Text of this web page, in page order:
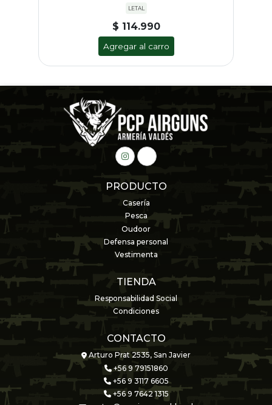
LETAL
$ 114.990
Agregar al carro
PRODUCTO
Casería
Pesca
Oudoor
Defensa personal
Vestimenta
TIENDA
Responsabilidad Social
Condiciones
CONTACTO
Arturo Prat 2535, San Javier
+56 9 79151860
+56 9 3117 6605
+56 9 7642 1315